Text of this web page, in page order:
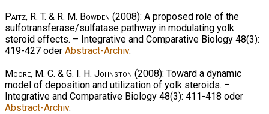
Paitz, R. T. & R. M. Bowden (2008): A proposed role of the
sulfotransferase/sulfatase pathway in modulating yolk
steroid effects. – Integrative and Comparative Biology 48(3):
419-427 oder Abstract-Archiv.
Moore, M. C. & G. I. H. Johnston (2008): Toward a dynamic
model of deposition and utilization of yolk steroids. –
Integrative and Comparative Biology 48(3): 411-418 oder
Abstract-Archiv.